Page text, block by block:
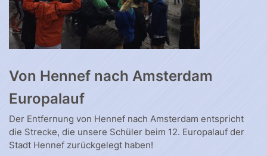
Von Hennef nach Amsterdam
Europalauf
Der Entfernung von Hennef nach Amsterdam entspricht
die Strecke, die unsere Schüler beim 12. Europalauf der
Stadt Hennef zurückgelegt haben!